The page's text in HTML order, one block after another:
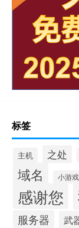
标签
主机 之处
域名 小游戏
感谢您
服务器 武